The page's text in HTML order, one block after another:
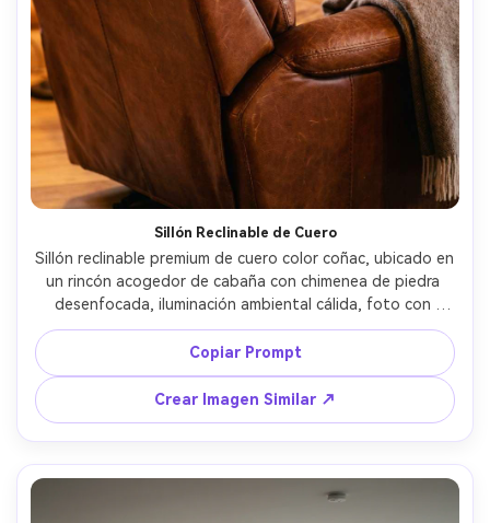
Sillón Reclinable de Cuero
Sillón reclinable premium de cuero color coñac, ubicado en
un rincón acogedor de cabaña con chimenea de piedra
desenfocada, iluminación ambiental cálida, foto con
Nikon Z7 II, 85mm, f/2.8, poca profundidad de campo,
grano y costuras del cuero fotorrealistas, foto de
mobiliario de vida estilo cinematográfico --ar 4:5
Copiar Prompt
Crear Imagen Similar ↗